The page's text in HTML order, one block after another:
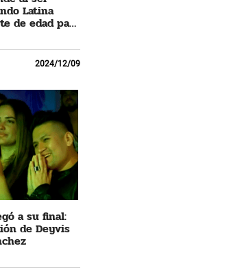
Latina
de edad para
2024/12/09
a su final:
de Deyvis